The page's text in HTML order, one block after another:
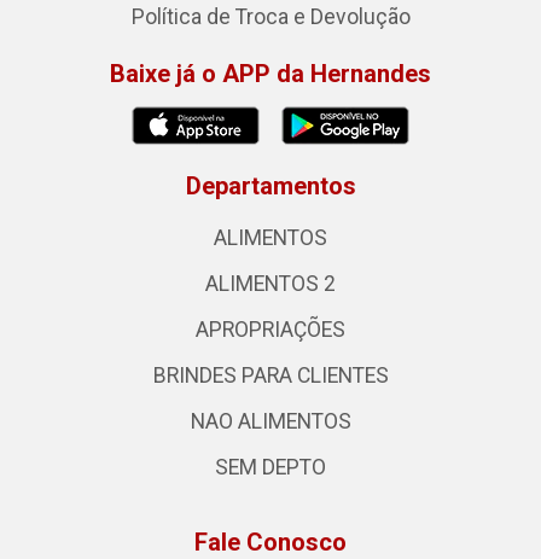
Política de Troca e Devolução
Baixe já o APP da Hernandes
Departamentos
ALIMENTOS
ALIMENTOS 2
APROPRIAÇÕES
BRINDES PARA CLIENTES
NAO ALIMENTOS
SEM DEPTO
Fale Conosco